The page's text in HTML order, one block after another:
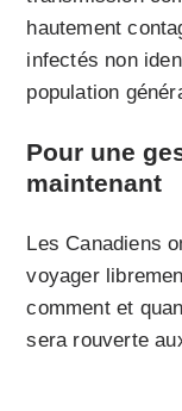
hautement
infectés non
population
Pour une
maintenant
Les Canadiens
voyager
comment et
sera rouverte